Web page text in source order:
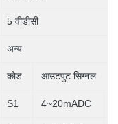
5 वीडीसी
अन्य
कोड आउटपुट सिग्नल
S1 4~20mADC